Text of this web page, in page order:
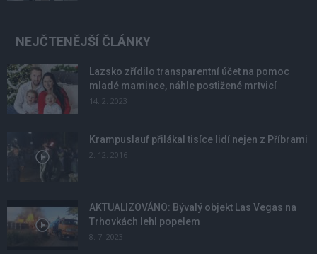
NEJČTENĚJŠÍ ČLÁNKY
Lazsko zřídilo transparentní účet na pomoc
mladé mamince, náhle postižené mrtvicí
14. 2. 2023
Krampuslauf přilákal tisíce lidí nejen z Příbrami
2. 12. 2016
AKTUALIZOVÁNO: Bývalý objekt Las Vegas na
Trhovkách lehl popelem
8. 7. 2023